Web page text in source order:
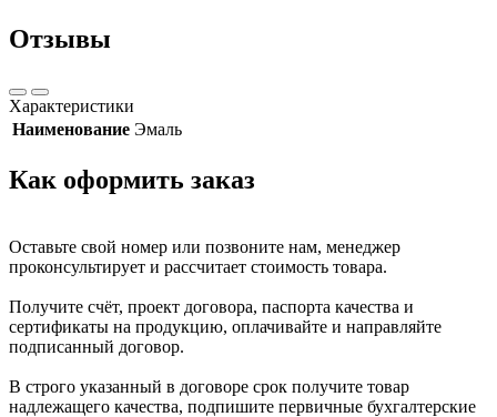
Отзывы
Характеристики
Наименование Эмаль
Как оформить заказ
Оставьте свой номер или позвоните нам, менеджер
проконсультирует и рассчитает стоимость товара.
Получите счёт, проект договора, паспорта качества и
сертификаты на продукцию, оплачивайте и направляйте
подписанный договор.
В строго указанный в договоре срок получите товар
надлежащего качества, подпишите первичные бухгалтерские